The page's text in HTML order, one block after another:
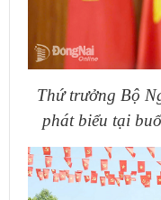
Thứ trưởng Bộ
phát biểu tại